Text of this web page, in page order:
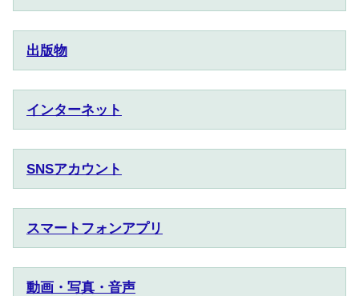
出版物
インターネット
SNSアカウント
スマートフォンアプリ
動画・写真・音声